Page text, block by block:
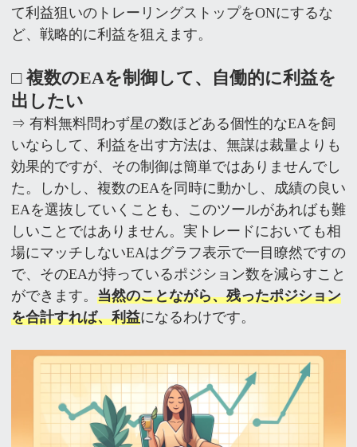
て利益狙いのトレーリングストップをONにするな
ど、戦略的に利益を狙えます。
□ 複数のEAを制御して、自働的に利益を
出したい
⇒ 有料無料問わず星の数ほどある個性的なEAを飼
いならして、利益を出す方法は、無謀は裁量よりも
効果的ですが、その制御は簡単ではありませんでし
た。しかし、複数のEAを同時に動かし、成績の良い
EAを選抜していくことも、このツールがあればも難
しいことではありません。実トレードにおいても相
場にマッチしないEAはグラフ表示で一目瞭然ですの
で、そのEAが持っているポジション数を減らすこと
ができます。 当然のことながら、残ったポジション
を合計すれば、利益になるわけです。